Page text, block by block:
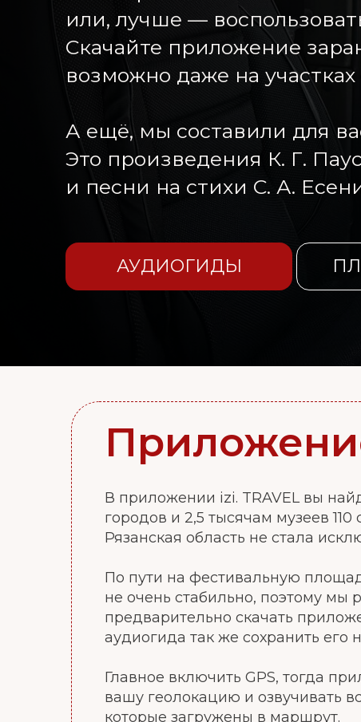
или, лучше —
Скачайте приложение
возможно даже на
А ещё, мы составили для
Это произведения К. Г.
и песни на стихи С. А.
АУДИОГИДЫ
В приложении izi. TRAVEL вы
городов и 2,5 тысячам музеев
Рязанская область не стала
По пути на фестивальную
не очень стабильно, поэтому мы
предварительно скачать
аудиогида так же сохранить его
Главное включить GPS, тогда
вашу геолокацию и озвучивать
которые загружены в маршрут.